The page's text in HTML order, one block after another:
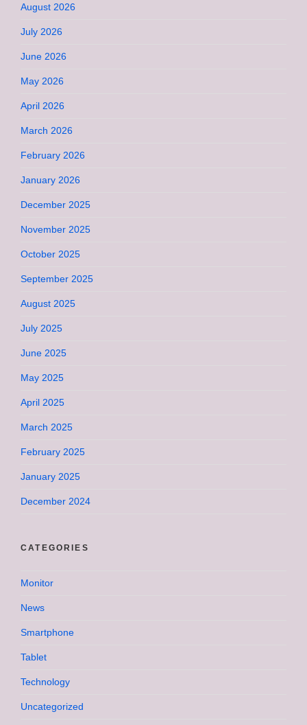
August 2026
July 2026
June 2026
May 2026
April 2026
March 2026
February 2026
January 2026
December 2025
November 2025
October 2025
September 2025
August 2025
July 2025
June 2025
May 2025
April 2025
March 2025
February 2025
January 2025
December 2024
CATEGORIES
Monitor
News
Smartphone
Tablet
Technology
Uncategorized